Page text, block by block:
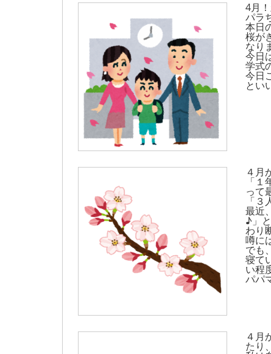
4月
パラ
本日
桜が
なり
今日
学式
今日
とい
４月
「
って
「
最近
♪」
わり
噂に
でも
寝て
い程
パパ
４月
たり